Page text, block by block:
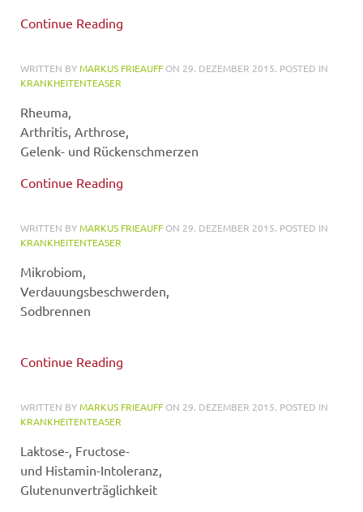
Continue Reading
WRITTEN BYMARKUS FRIEAUFF ON 29. DEZEMBER 2015. POSTED IN
KRANKHEITENTEASER
Rheuma,
Arthritis, Arthrose,
Gelenk- und Rückenschmerzen
Continue Reading
WRITTEN BYMARKUS FRIEAUFF ON 29. DEZEMBER 2015. POSTED IN
KRANKHEITENTEASER
Mikrobiom,
Verdauungsbeschwerden,
Sodbrennen
Continue Reading
WRITTEN BYMARKUS FRIEAUFF ON 29. DEZEMBER 2015. POSTED IN
KRANKHEITENTEASER
Laktose-, Fructose-
und Histamin-Intoleranz,
Glutenunverträglichkeit